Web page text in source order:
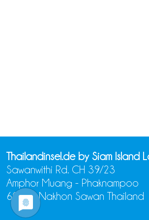
Thailandinsel.de by Siam Island
Sawanwithi Rd. CH 39/23
Amphor Muang - Phaknampoo
60000 Nakhon Sawan Thailand